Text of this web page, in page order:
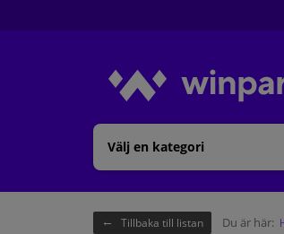
Välj en kategori
Tillbaka till listan Du är här: